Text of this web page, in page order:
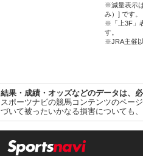
※減量表示
み）] です。
※「上3F」
す。
※JRA主催
結果・成績・オッズなどのデータは、
スポーツナビの競馬コンテンツのペー
づいて被ったいかなる損害についても